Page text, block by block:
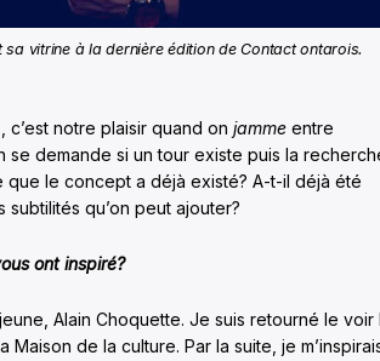
sa vitrine à la dernière édition de Contact ontarois.
c’est notre plaisir quand on jamme entre
se demande si un tour existe puis la
que le concept a déjà existé? A-t-il déjà été
subtilités qu’on peut ajouter?
ont inspiré?
Alain Choquette. Je suis retourné le voir
Maison de la culture. Par la suite, je